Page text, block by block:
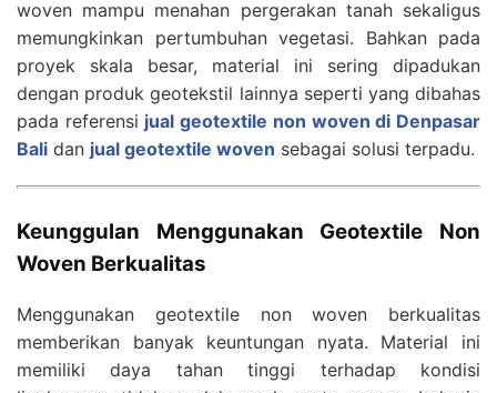
woven mampu menahan pergerakan tanah sekaligus
memungkinkan pertumbuhan vegetasi. Bahkan pada
proyek skala besar, material ini sering dipadukan
dengan produk geotekstil lainnya seperti yang dibahas
pada referensi jual geotextile non woven di Denpasar
Bali dan jual geotextile woven sebagai solusi terpadu.
Keunggulan Menggunakan Geotextile Non
Woven Berkualitas
Menggunakan geotextile non woven berkualitas
memberikan banyak keuntungan nyata. Material ini
memiliki daya tahan tinggi terhadap kondisi